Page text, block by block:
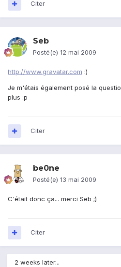
Citer
Seb
Posté(e) 12 mai 2009
http://www.gravatar.com :)
Je m'étais également posé la
plus :p
Citer
be0ne
Posté(e) 13 mai 2009
C'était donc ça... merci Seb ;)
Citer
2 weeks later...